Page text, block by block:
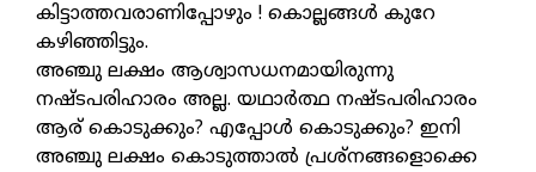
കിട്ടാത്തവരാണിപ്പോഴും ! കൊല്ലങ്ങൾ കുറേ
കഴിഞ്ഞിട്ടും.
അഞ്ചു ലക്ഷം ആശ്വാസധനമായിരുന്നു
നഷ്ടപരിഹാരം അല്ല. യഥാർത്ഥ നഷ്ടപരിഹാരം
ആര് കൊടുക്കും? എപ്പോൾ കൊടുക്കും? ഇനി
അഞ്ചു ലക്ഷം കൊടുത്താൽ പ്രശ്നങ്ങളൊക്കെ